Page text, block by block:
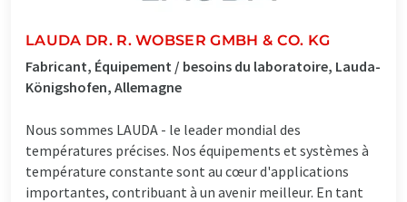
LAUDA DR. R. WOBSER GMBH & CO. KG
Fabricant, Équipement / besoins du laboratoire, Lauda-
Königshofen, Allemagne
Nous sommes LAUDA - le leader mondial des
températures précises. Nos équipements et systèmes à
température constante sont au cœur d'applications
importantes, contribuant à un avenir meilleur. En tant